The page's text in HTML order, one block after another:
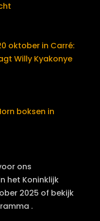
oktober in Carré:
Willy Kyakonye
boksen in
ons
het Koninklijk
2025 of bekijk
.